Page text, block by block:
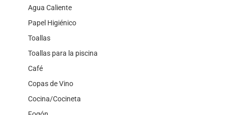
Agua Caliente
Papel Higiénico
Toallas
Toallas para la piscina
Café
Copas de Vino
Cocina/Cocineta